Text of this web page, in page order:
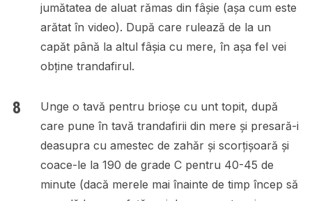
jumătatea de aluat rămas din fâșie (așa cum este
arătat în video). După care rulează de la un
capăt până la altul fâșia cu mere, în așa fel vei
obține trandafirul.
Unge o tavă pentru brioșe cu unt topit, după
care pune în tavă trandafirii din mere și presară-i
deasupra cu amestec de zahăr și scorțișoară și
coace-le la 190 de grade C pentru 40-45 de
minute (dacă merele mai înainte de timp încep să